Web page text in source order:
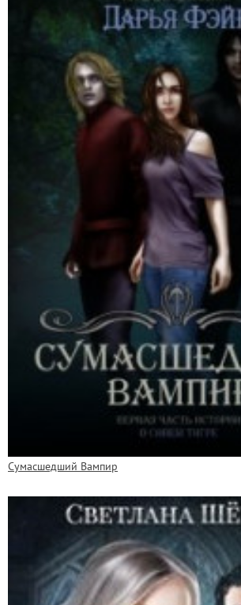
Сумасшедший Вампир